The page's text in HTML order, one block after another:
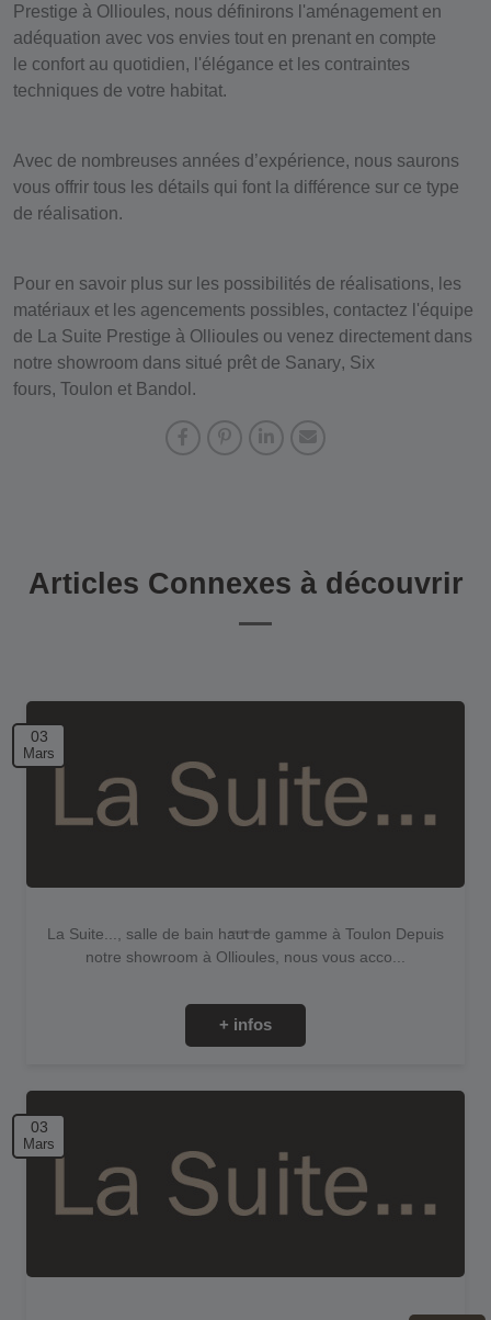
Prestige à Ollioules, nous définirons l'aménagement en
adéquation avec vos envies tout en prenant en compte
le confort au quotidien, l'élégance et les contraintes
techniques de votre habitat.
Avec de nombreuses années d’expérience, nous saurons
vous offrir tous les détails qui font la différence sur ce type
de réalisation.
Pour en savoir plus sur les possibilités de réalisations, les
matériaux et les agencements possibles, contactez l'équipe
de
La Suite Prestige à Ollioules ou venez directement dans
notre showroom dans situé prêt de Sanary, Six
fours, Toulon et Bandol .
Articles Connexes à découvrir
03
Mars
La Suite..., salle de bain haut de gamme à Toulon Depuis
notre showroom à Ollioules, nous vous acco...
+ infos
03
Mars